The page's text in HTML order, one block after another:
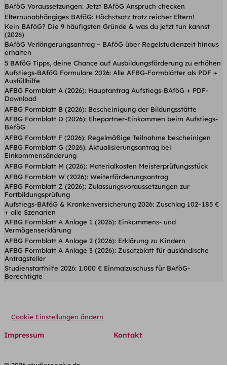
BAföG Voraussetzungen: Jetzt BAföG Anspruch checken
Elternunabhängiges BAföG: Höchstsatz trotz reicher Eltern!
Kein BAföG? Die 9 häufigsten Gründe & was du jetzt tun kannst
(2026)
BAföG Verlängerungsantrag ~ BAföG über Regelstudienzeit hinaus
erhalten
5 BAföG Tipps, deine Chance auf Ausbildungsförderung zu erhöhen
Aufstiegs-BAföG Formulare 2026: Alle AFBG-Formblätter als PDF +
Ausfüllhilfe
AFBG Formblatt A (2026): Hauptantrag Aufstiegs-BAföG + PDF-
Download
AFBG Formblatt B (2026): Bescheinigung der Bildungsstätte
AFBG Formblatt D (2026): Ehepartner-Einkommen beim Aufstiegs-
BAföG
AFBG Formblatt F (2026): Regelmäßige Teilnahme bescheinigen
AFBG Formblatt G (2026): Aktualisierungsantrag bei
Einkommensänderung
AFBG Formblatt M (2026): Materialkosten Meisterprüfungsstück
AFBG Formblatt W (2026): Weiterförderungsantrag
AFBG Formblatt Z (2026): Zulassungsvoraussetzungen zur
Fortbildungsprüfung
Aufstiegs-BAföG & Krankenversicherung 2026: Zuschlag 102–185 €
+ alle Szenarien
AFBG Formblatt A Anlage 1 (2026): Einkommens- und
Vermögenserklärung
AFBG Formblatt A Anlage 2 (2026): Erklärung zu Kindern
AFBG Formblatt A Anlage 3 (2026): Zusatzblatt für ausländische
Antragsteller
Studienstarthilfe 2026: 1.000 € Einmalzuschuss für BAföG-
Berechtigte
Cookie Einstellungen ändern
Impressum Kontakt